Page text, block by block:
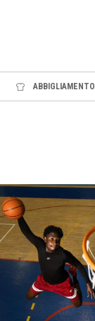
ABBIGLIAMENTO